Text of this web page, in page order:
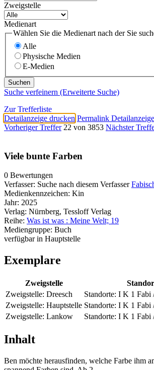
Zweigstelle
Medienart
Wählen Sie die Medienart nach der Sie
Alle
Physische Medien
E-Medien
Suche verfeinern (Erweiterte Suche)
Zur Trefferliste
Detailanzeige drucken Permalink Detailanzeige
Vorheriger Treffer 22 von 3853 Nächster
Viele bunte Farben
0 Bewertungen
Verfasser: Suche nach diesem Verfasser
Medienkennzeichen: Kin
Jahr: 2025
Verlag: Nürnberg, Tessloff Verlag
Reihe: Was ist was : Meine Welt; 19
Mediengruppe: Buch
verfügbar in Hauptstelle
Exemplare
Zweigstelle
Zweigstelle: Dreesch Standorte: I K 1 Fabi
Zweigstelle: Hauptstelle Standorte: I K 1 Fabi
Zweigstelle: Lankow Standorte: I K 1 Fabi
Inhalt
Ben möchte herausfinden, welche Farbe ihm